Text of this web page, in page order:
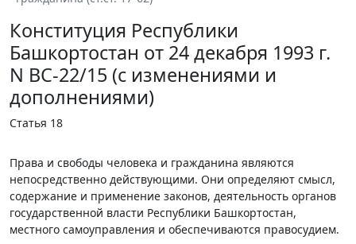
Конституция Республики
Башкортостан от 24 декабря 1993 г.
N ВС-22/15 (с изменениями и
дополнениями)
Статья 18
Права и свободы человека и гражданина являются
непосредственно действующими. Они определяют смысл,
содержание и применение законов, деятельность органов
государственной власти Республики Башкортостан,
местного самоуправления и обеспечиваются правосудием.